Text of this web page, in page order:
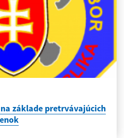
základe pretrvávajúcich